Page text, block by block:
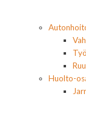
Huolto-